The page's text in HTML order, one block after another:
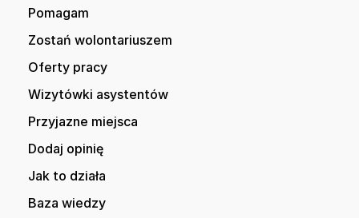
Pomagam
Zostań wolontariuszem
Oferty pracy
Wizytówki asystentów
Przyjazne miejsca
Dodaj opinię
Jak to działa
Baza wiedzy